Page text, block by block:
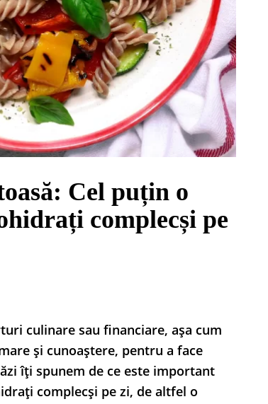
Cel puțin o
complecși pe
culinare sau financiare, așa cum
și cunoaștere, pentru a face
îți spunem de ce este important
complecși pe zi, de altfel o